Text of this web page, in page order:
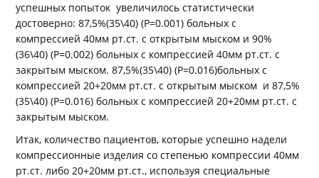
успешных попыток увеличилось статистически
достоверно: 87,5%(35\40) (Р=0.001) больных с
компрессией 40мм рт.ст. с открытым мыском и 90%
(36\40) (Р=0.002) больных с компрессией 40мм рт.ст. с
закрытым мыском. 87,5%(35\40) (Р=0.016)больных с
компрессией 20+20мм рт.ст. с открытым мыском и 87,5%
(35\40) (Р=0.016) больных с компрессией 20+20мм рт.ст. с
закрытым мыском.
Итак, количество пациентов, которые успешно надели
компрессионные изделия со степенью компрессии 40мм
рт.ст. либо 20+20мм рт.ст., используя специальные